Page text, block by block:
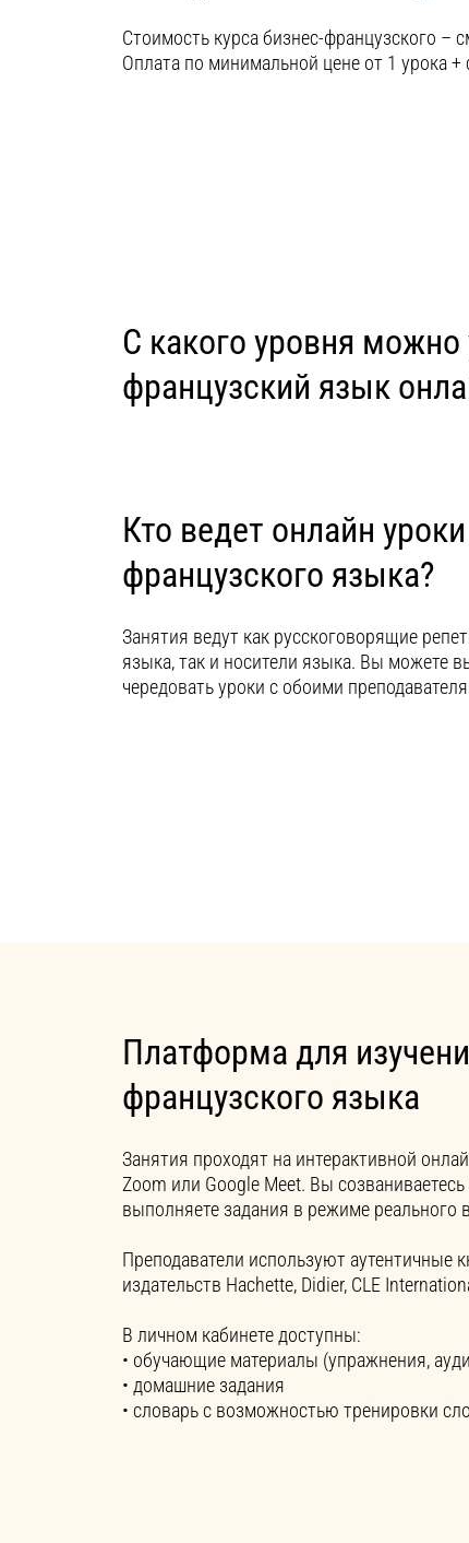
Стоимость курса бизнес-французского –
Оплата по минимальной цене от 1 урока +
С какого уровня можно
французский язык
Кто ведет онлайн
французского языка?
Занятия ведут как русскоговорящие
языка, так и носители языка. Вы можете
чередовать уроки с обоими
Платформа для
французского языка
Занятия проходят на интерактивной
Zoom или Google Meet. Вы
выполняете задания в режиме реального
Преподаватели используют аутентичные
издательств Hachette, Didier, CLE
В личном кабинете доступны:
• обучающие материалы (упражнения,
• домашние задания
• словарь с возможностью тренировки